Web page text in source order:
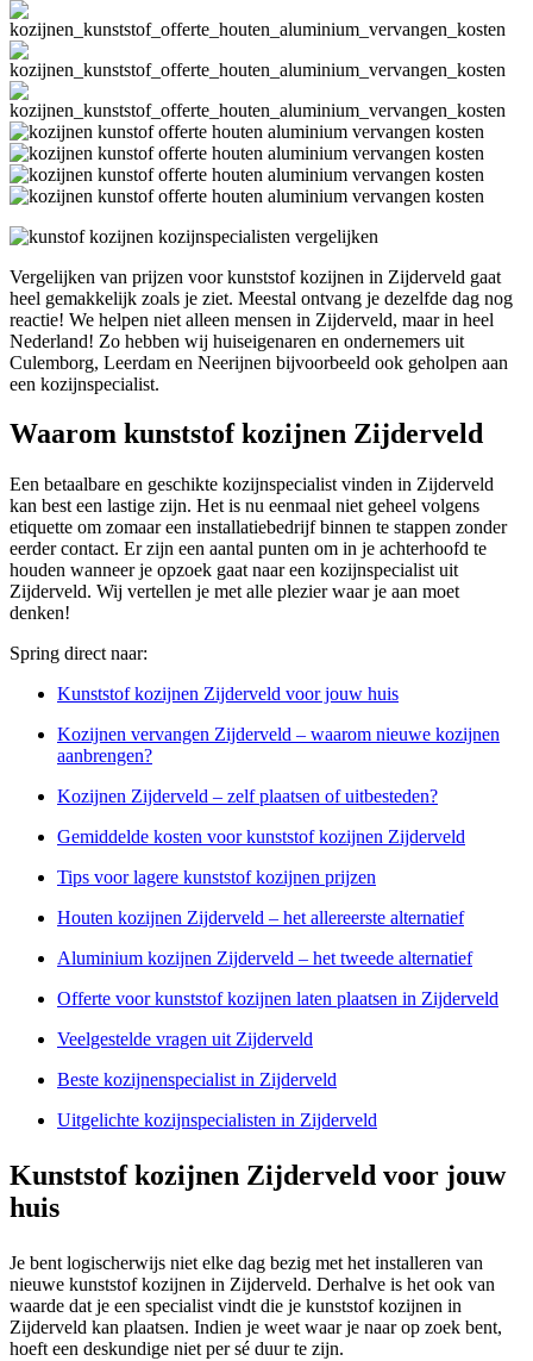
Vergelijken van prijzen voor kunststof kozijnen in Zijderveld gaat
heel gemakkelijk zoals je ziet. Meestal ontvang je dezelfde dag nog
reactie! We helpen niet alleen mensen in Zijderveld, maar in heel
Nederland! Zo hebben wij huiseigenaren en ondernemers uit
Culemborg, Leerdam en Neerijnen bijvoorbeeld ook geholpen aan
een kozijnspecialist.
Waarom kunststof kozijnen Zijderveld
Een betaalbare en geschikte kozijnspecialist vinden in Zijderveld
kan best een lastige zijn. Het is nu eenmaal niet geheel volgens
etiquette om zomaar een installatiebedrijf binnen te stappen zonder
eerder contact. Er zijn een aantal punten om in je achterhoofd te
houden wanneer je opzoek gaat naar een kozijnspecialist uit
Zijderveld. Wij vertellen je met alle plezier waar je aan moet
denken!
Spring direct naar:
Kunststof kozijnen Zijderveld voor jouw huis
Kozijnen vervangen Zijderveld – waarom nieuwe kozijnen
aanbrengen?
Kozijnen Zijderveld – zelf plaatsen of uitbesteden?
Gemiddelde kosten voor kunststof kozijnen Zijderveld
Tips voor lagere kunststof kozijnen prijzen
Houten kozijnen Zijderveld – het allereerste alternatief
Aluminium kozijnen Zijderveld – het tweede alternatief
Offerte voor kunststof kozijnen laten plaatsen in Zijderveld
Veelgestelde vragen uit Zijderveld
Beste kozijnenspecialist in Zijderveld
Uitgelichte kozijnspecialisten in Zijderveld
Kunststof kozijnen Zijderveld voor jouw
huis
Je bent logischerwijs niet elke dag bezig met het installeren van
nieuwe kunststof kozijnen in Zijderveld. Derhalve is het ook van
waarde dat je een specialist vindt die je kunststof kozijnen in
Zijderveld kan plaatsen. Indien je weet waar je naar op zoek bent,
hoeft een deskundige niet per sé duur te zijn.